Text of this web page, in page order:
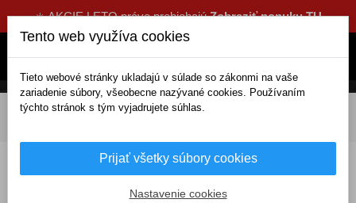
☀️ AKCIE LETO práve prebiehajúZobraziť ponuku TU
DOMOV Elektrické doplnky
Žiarovka X H4 4300K sada
Tento web využíva cookies
Tieto webové stránky ukladajú v súlade so zákonmi na vaše
zariadenie súbory, všeobecne nazývané cookies. Používaním
týchto stránok s tým vyjadrujete súhlas.
Prijať všetky súbory cookies
Nastavenie cookies